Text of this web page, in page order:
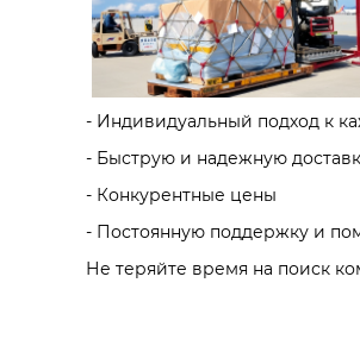
- Индивидуальный подход к
- Быструю и надежную
- Конкурентные цены
- Постоянную поддержку и
Не теряйте время на поиск